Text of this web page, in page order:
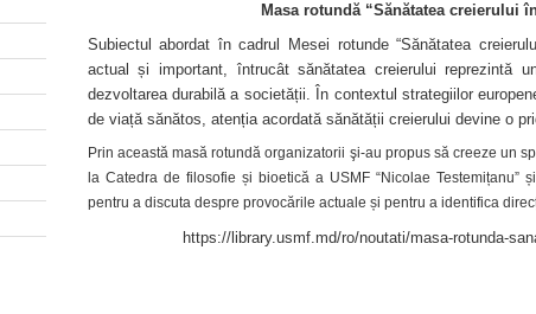
Masa rotundă “Sănătatea creierului
Subiectul abordat în cadrul Mesei rotunde “Sănătatea
actual și important, întrucât sănătatea creierului reprezintă
dezvoltarea durabilă a societății. În contextul strategiilor
de viață sănătos, atenția acordată sănătății creierului devine o
Prin această masă rotundă organizatorii şi-au propus să creeze un
la Catedra de filosofie și bioetică a USMF “Nicolae
pentru a discuta despre provocările actuale și pentru a identifica
https://library.usmf.md/ro/noutati/masa-rotunda-